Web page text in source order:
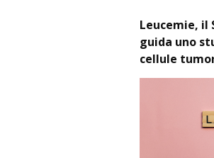
Leucemie, il
guida uno
cellule